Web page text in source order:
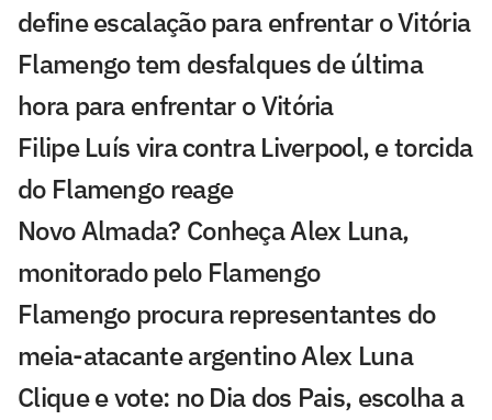
define escalação para enfrentar o Vitória
Flamengo tem desfalques de última
hora para enfrentar o Vitória
Filipe Luís vira contra Liverpool, e torcida
do Flamengo reage
Novo Almada? Conheça Alex Luna,
monitorado pelo Flamengo
Flamengo procura representantes do
meia-atacante argentino Alex Luna
Clique e vote: no Dia dos Pais, escolha a